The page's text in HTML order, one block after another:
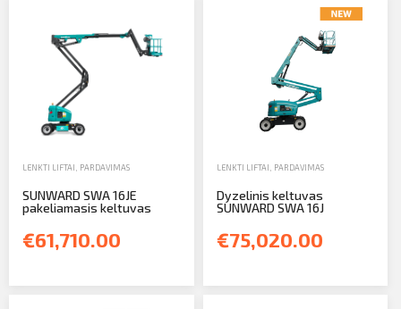
LENKTI LIFTAI PARDAVIMAS
SUNWARD SWA 16JE
pakeliamasis keltuvas
€61,710.00
LENKTI LIFTAI PARDAVIMAS
Dyzelinis keltuvas
SUNWARD SWA 16J
€75,020.00